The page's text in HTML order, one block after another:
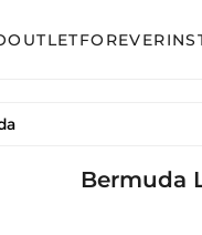
OUTLET
Conjunto Saia
FOREVER
Bermuda